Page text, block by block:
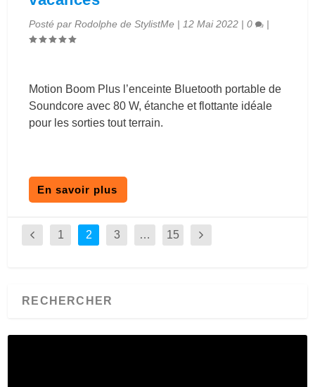
Posté parRodolphe de StylistMe | 12 Mai 2022 |0 |
Motion Boom Plus l’enceinte Bluetooth portable de
Soundcore avec 80 W, étanche et flottante idéale
pour les sorties tout terrain.
En savoir plus
1 2 3 … 15